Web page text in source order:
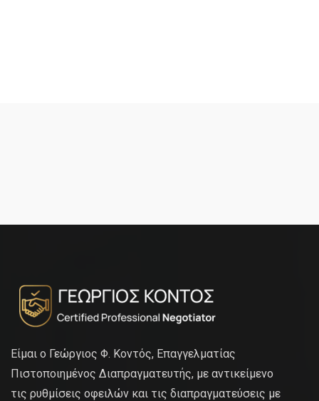
Είμαι ο Γεώργιος Φ. Κοντός, Επαγγελματίας
Πιστοποιημένος Διαπραγματευτής, με αντικείμενο
τις ρυθμίσεις οφειλών και τις διαπραγματεύσεις με